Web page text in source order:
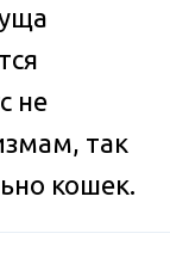
не
так
кошек.